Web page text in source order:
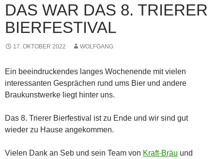
DAS WAR DAS 8. TRIERER
BIERFESTIVAL
17. OKTOBER 2022 WOLFGANG
Ein beeindruckendes langes Wochenende mit vielen
interessanten Gesprächen rund ums Bier und andere
Braukunstwerke liegt hinter uns.
Das 8. Trierer Bierfestival ist zu Ende und wir sind gut
wieder zu Hause angekommen.
Vielen Dank an Seb und sein Team von Kraft-Bräu und